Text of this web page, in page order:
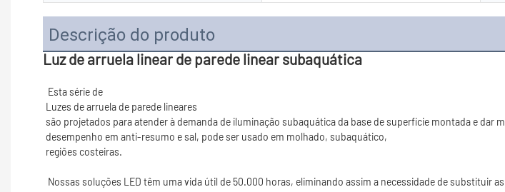
Descrição do produto
Luz de arruela linear de parede linear subaquática
são projetados para atender à demanda de iluminação subaquática da base de superfície montada e